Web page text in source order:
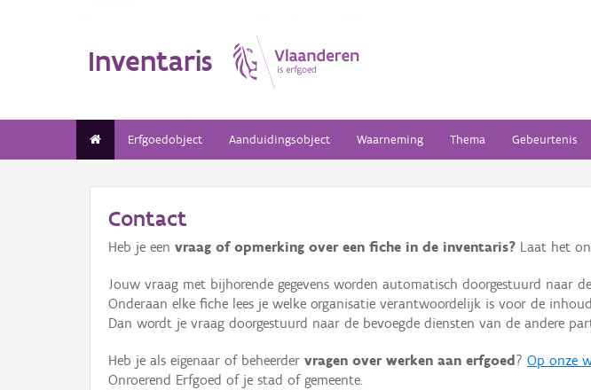
Inventaris
Erfgoedobject Aanduidingsobject Waarneming Thema Gebeurtenis
Contact
Heb je een vraag of opmerking over een fiche in de inventaris? Laat het
Jouw vraag met bijhorende gegevens worden automatisch doorgestuurd naar
Onderaan elke fiche lees je welke organisatie verantwoordelijk is voor de
Dan wordt je vraag doorgestuurd naar de bevoegde diensten van de andere
Heb je als eigenaar of beheerder vragen over werken aan erfgoed ? Op onze
Onroerend Erfgoed of je stad of gemeente.